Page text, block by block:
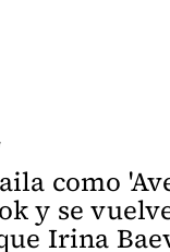
como
y se
Irina